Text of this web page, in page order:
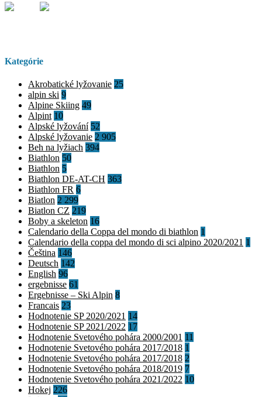
Kategórie
Akrobatické lyžovanie 25
alpin ski 9
Alpine Skiing 49
Alpint 10
Alpské lyžování 52
Alpské lyžovanie 2 905
Beh na lyžiach 394
Biathlon 50
Biathlon 5
Biathlon DE-AT-CH 363
Biathlon FR 6
Biatlon 2 299
Biatlon CZ 219
Boby a skeleton 16
Calendario della Coppa del mondo di biathlon 1
Calendario della coppa del mondo di sci alpino 2020/2021 1
Čeština 146
Deutsch 142
English 96
ergebnisse 61
Ergebnisse – Ski Alpin 8
Francais 23
Hodnotenie SP 2020/2021 14
Hodnotenie SP 2021/2022 17
Hodnotenie Svetového pohára 2000/2001 11
Hodnotenie Svetového pohára 2017/2018 1
Hodnotenie Svetového pohára 2017/2018 2
Hodnotenie Svetového pohára 2018/2019 7
Hodnotenie Svetového pohára 2021/2022 10
Hokej 226